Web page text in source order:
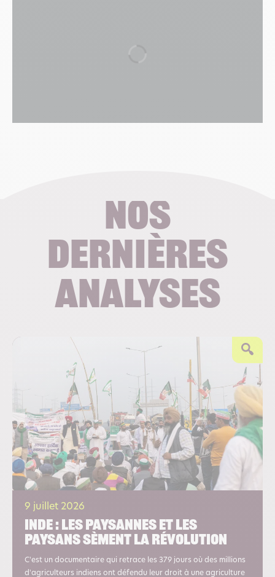
Nos
dernières
analyses
9 juillet 2026
Inde : les paysannes et les
paysans sèment la révolution
C'est un documentaire qui retrace les 379 jours où des millions
d'agriculteurs indiens ont défendu leur droit à une agriculture